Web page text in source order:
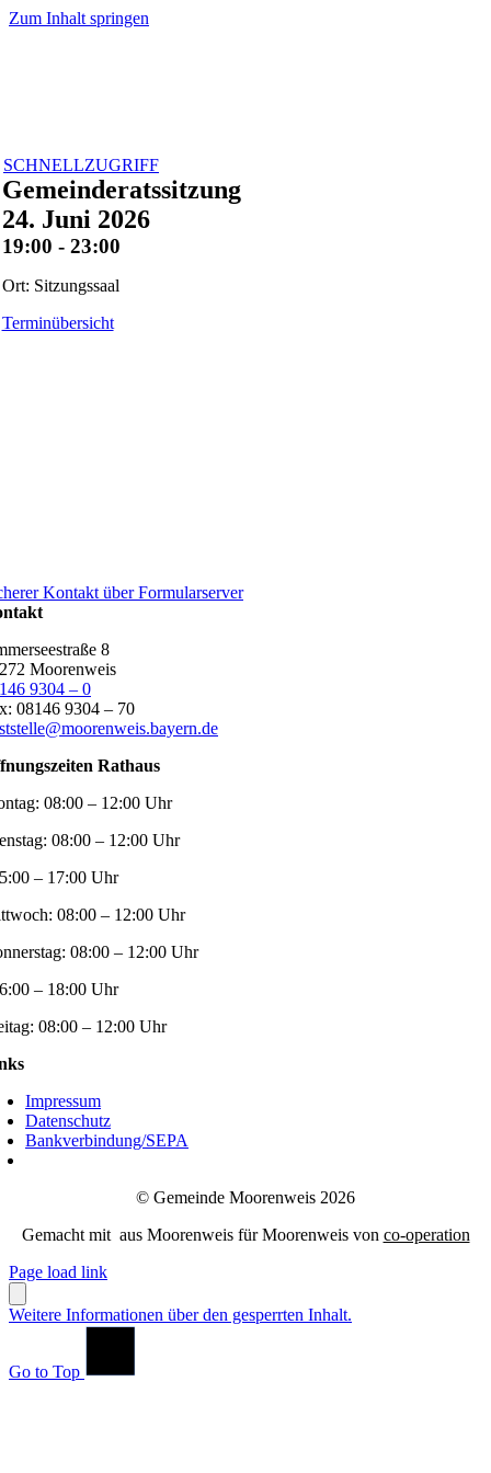
Zum Inhalt springen
SCHNELLZUGRIFF
Gemeinderatssitzung
24. Juni 2026
19:00 - 23:00
Ort: Sitzungssaal
Terminübersicht
Kontakt über Formularserver
8
Moorenweis
9304 – 0
08146 9304 – 70
Rathaus
08:00 – 12:00 Uhr
08:00 – 12:00 Uhr
– 17:00 Uhr
08:00 – 12:00 Uhr
08:00 – 12:00 Uhr
– 18:00 Uhr
08:00 – 12:00 Uhr
Impressum
Datenschutz
Bankverbindung/SEPA
© Gemeinde Moorenweis 2026
Gemacht mit aus Moorenweis für Moorenweis von co-operation
Page load link
Weitere Informationen über den gesperrten Inhalt.
Go to Top